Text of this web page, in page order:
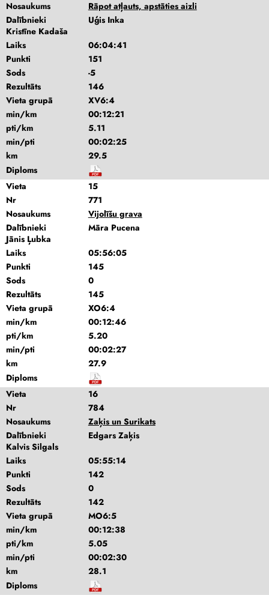
Nosaukums
Rāpot atļauts, apstāties aizli
Dalībnieki
Uģis Inka
Kristīne Kadaša
Laiks
06:04:41
Punkti
151
Sods
-5
Rezultāts
146
Vieta grupā
XV6:4
min/km
00:12:21
pti/km
5.11
min/pti
00:02:25
km
29.5
Diploms
Vieta
15
Nr
771
Nosaukums
Vijolīšu grava
Dalībnieki
Māra Pucena
Jānis Ļubka
Laiks
05:56:05
Punkti
145
Sods
0
Rezultāts
145
Vieta grupā
XO6:4
min/km
00:12:46
pti/km
5.20
min/pti
00:02:27
km
27.9
Diploms
Vieta
16
Nr
784
Nosaukums
Zaķis un Surikats
Dalībnieki
Edgars Zaķis
Kalvis Silgals
Laiks
05:55:14
Punkti
142
Sods
0
Rezultāts
142
Vieta grupā
MO6:5
min/km
00:12:38
pti/km
5.05
min/pti
00:02:30
km
28.1
Diploms